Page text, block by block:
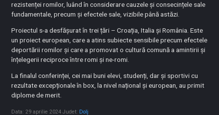
rezistenței romilor, luând în considerare cauzele și consecințele sale
fundamentale, precum și efectele sale, vizibile până astăzi.
Proiectul s-a desfășurat în trei țări – Croația, Italia și România. Este
un proiect european, care a atins subiecte sensibile precum efectele
deportării romilor și care a promovat o cultură comună a amintirii și
înțelegerii reciproce între romi și ne-romi.
La finalul conferinței, cei mai buni elevi, studenți, dar și sportivi cu
rezultate excepționale în box, la nivel național și european, au primit
diplome de merit.
Data: 29 aprilie 2024 Judet: Dolj